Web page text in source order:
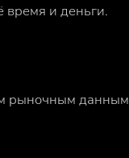
время и деньги.
рыночным данным